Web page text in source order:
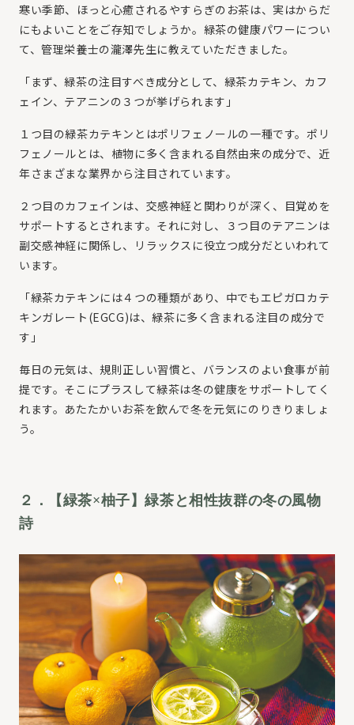
寒い季節、ほっと心癒されるやすらぎのお茶は、実はからだ
にもよいことをご存知でしょうか。緑茶の健康パワーについ
て、管理栄養士の瀧澤先生に教えていただきました。
「まず、緑茶の注目すべき成分として、緑茶カテキン、カフ
ェイン、テアニンの３つが挙げられます」
１つ目の緑茶カテキンとはポリフェノールの一種です。ポリ
フェノールとは、植物に多く含まれる自然由来の成分で、近
年さまざまな業界から注目されています。
２つ目のカフェインは、交感神経と関わりが深く、目覚めを
サポートするとされます。それに対し、３つ目のテアニンは
副交感神経に関係し、リラックスに役立つ成分だといわれて
います。
「緑茶カテキンには４つの種類があり、中でもエピガロカテ
キンガレート(EGCG)は、緑茶に多く含まれる注目の成分で
す」
毎日の元気は、規則正しい習慣と、バランスのよい食事が前
提です。そこにプラスして緑茶は冬の健康をサポートしてく
れます。あたたかいお茶を飲んで冬を元気にのりきりましょ
う。
２．【緑茶×柚子】緑茶と相性抜群の冬の風物
詩